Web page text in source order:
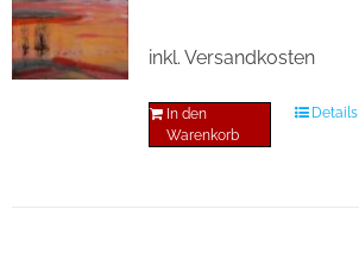
inkl. Versandkosten
In den
Warenkorb
Details